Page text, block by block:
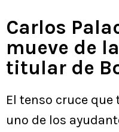
Carlos
mueve de
titular de
El tenso cruce que
uno de los